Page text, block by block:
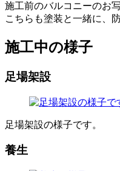
施工前のバルコニーのお写
こちらも塗装と一緒に、
施工中の様子
足場架設
足場架設の様子です。
養生